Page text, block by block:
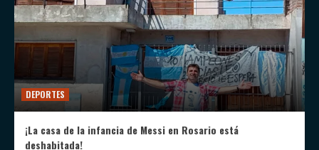
DEPORTES
¡La casa de la infancia de Messi en Rosario está
deshabitada!